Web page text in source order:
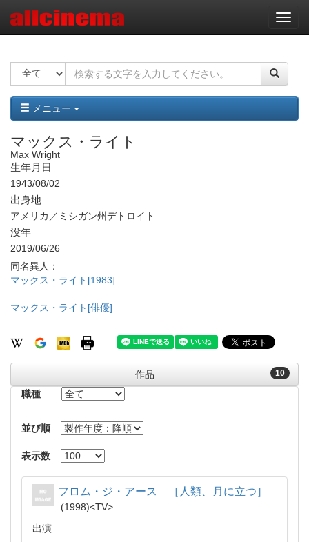
ナ
ビ
ー
ョ
ン
メニュー
マックス・ライト
Max Wright
生年月日
1943/08/02
出身地
アメリカ／ミシガン州デトロイト
没年
2019/06/26
同名異人：
マックス・ライト[1983]
マックス・ライト[俳優]
10
作品
職種
並び順
表示数
フロム・ジ・アース ［人類、月に立つ］
1998
TV
出演